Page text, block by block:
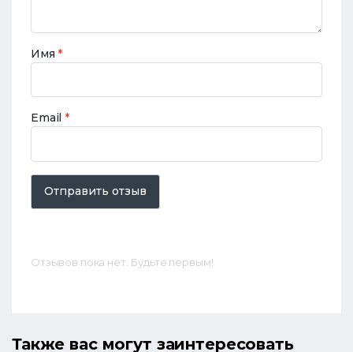
Имя*
Email*
Отправить отзыв
Отзывов пока нет. Будьте первым!
Также вас могут заинтересовать